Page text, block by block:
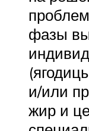
фазы
и/или
жир и